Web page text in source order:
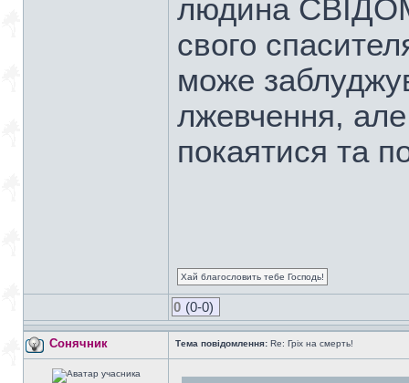
людина
свого
може
лжевчення,
покаятися та
Хай благословить тебе Господь!
0 (0-0)
Сонячник Тема повідомлення: Re: Гріх на смерть!